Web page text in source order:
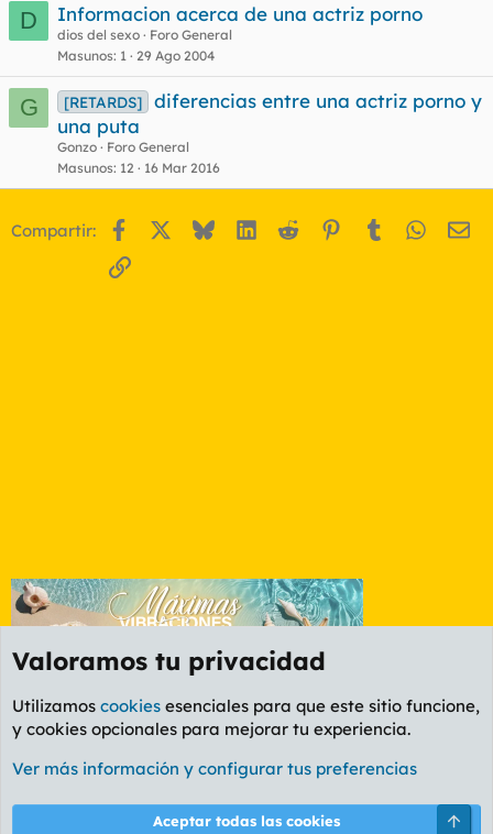
D Informacion acerca de una actriz porno
dios del sexo
Foro General
Masunos 1 29 Ago 2004
G [RETARDS]
diferencias entre una actriz porno y
una puta
Gonzo
Foro General
Masunos 12 16 Mar 2016
Compartir: Facebook BlueskyLinkedIn
Reddit Pinterest
Tumblr
Enlace
Lleida
Cookies
PL OLDSTYLE AMARILLO
Términos y reglas Política de privacidad Ayuda
Valoramos tu privacidad
Utilizamos cookies esenciales para que este sitio funcione,
y cookies opcionales para mejorar tu experiencia.
Ver más información y configurar tus preferencias
Aceptar todas las cookies